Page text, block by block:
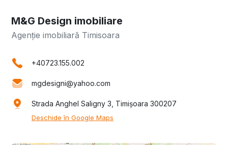
M&G Design imobiliare
Agenție imobiliară Timisoara
+40723.155.002
mgdesigni@yahoo.com
Strada Anghel Saligny 3, Timișoara 300207
Deschide în Google Maps